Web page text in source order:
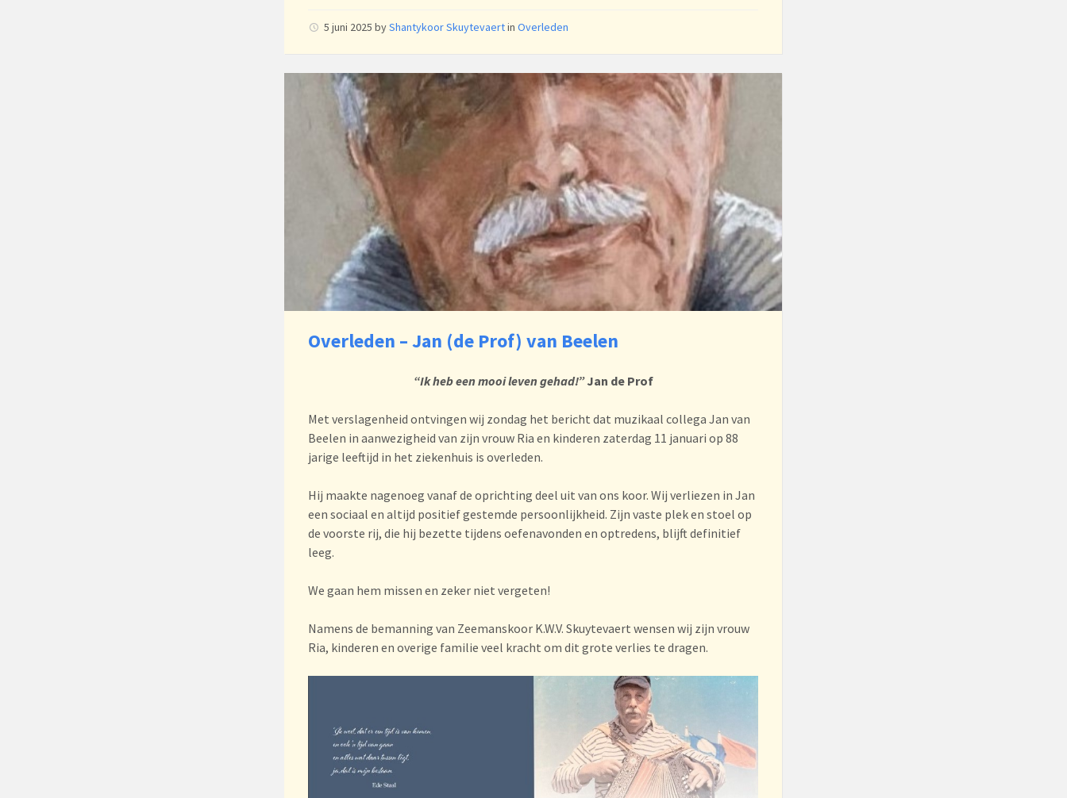
5 juni 2025byShantykoor SkuytevaertinOverleden
Overleden – Jan (de Prof) van Beelen
“Ik heb een mooi leven gehad!”Jan de Prof
Met verslagenheid ontvingen wij zondag het bericht dat muzikaal collega Jan van
Beelen in aanwezigheid van zijn vrouw Ria en kinderen zaterdag 11 januari op 88
jarige leeftijd in het ziekenhuis is overleden.
Hij maakte nagenoeg vanaf de oprichting deel uit van ons koor. Wij verliezen in Jan
een sociaal en altijd positief gestemde persoonlijkheid. Zijn vaste plek en stoel op
de voorste rij, die hij bezette tijdens oefenavonden en optredens, blijft definitief
leeg.
We gaan hem missen en zeker niet vergeten!
Namens de bemanning van Zeemanskoor K.W.V. Skuytevaert wensen wij zijn vrouw
Ria, kinderen en overige familie veel kracht om dit grote verlies te dragen.